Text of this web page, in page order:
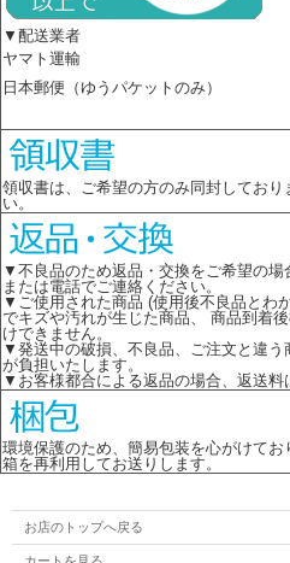
▼配送業者
ヤマト運輸
日本郵便（ゆうパケットのみ）
領収書は、ご希望の方のみ同封してお
い。
▼不良品のため返品・交換をご希望の
または電話でご連絡ください。
▼ご使用された商品 (使用後不良品と
でキズや汚れが生じた商品、 商品到着
けできません。
▼発送中の破損、不良品、ご注文と違
が負担いたします。
▼お客様都合による返品の場合、返送料
環境保護のため、簡易包装を心がけて
箱を再利用してお送りします。
お店のトップへ戻る